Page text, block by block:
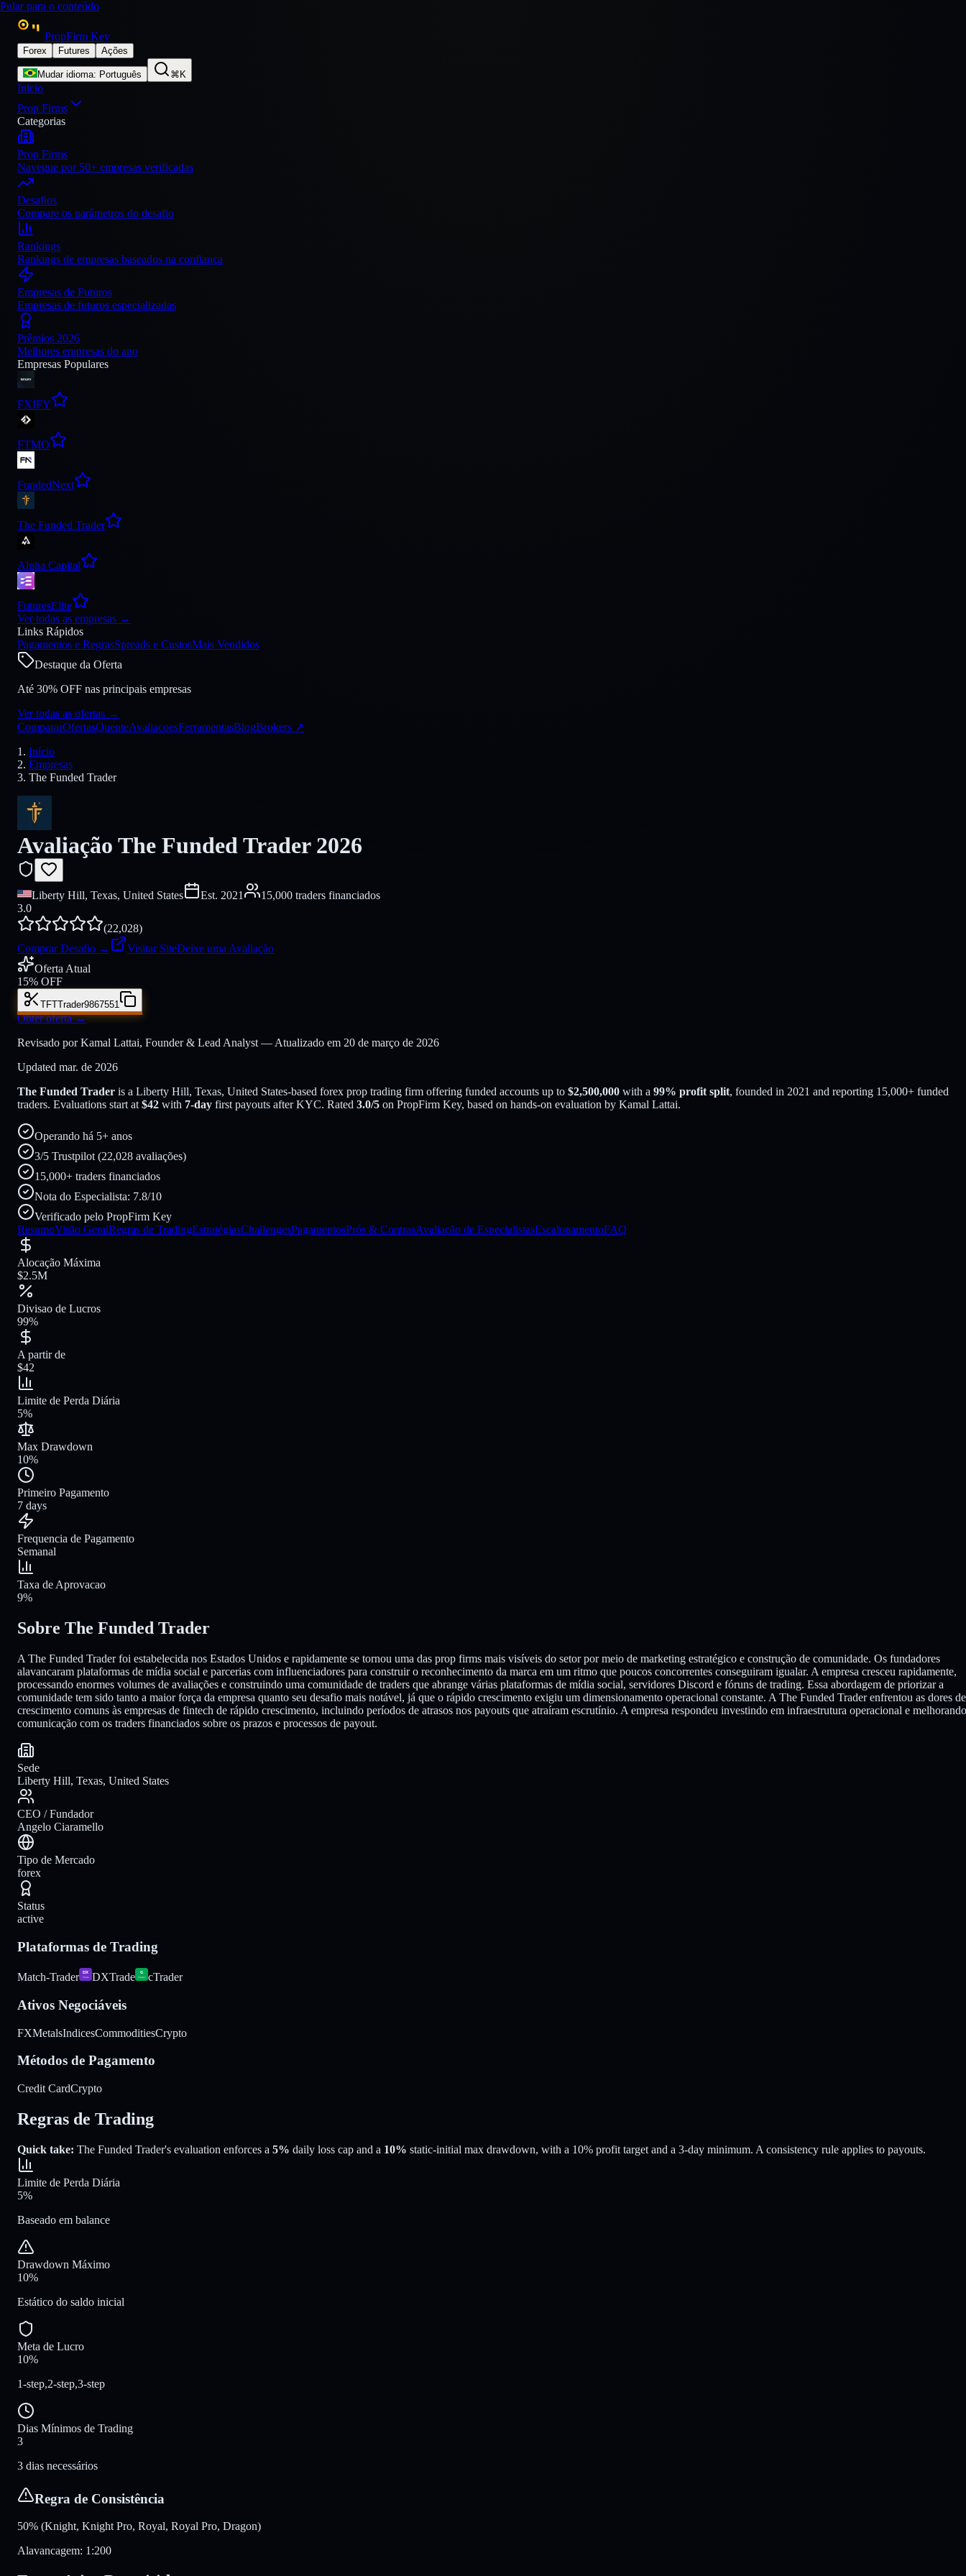
Pular para o conteúdo
PropFirm Key
Forex Futures Ações
Mudar idioma: Português ⌘K
Inicio
Prop Firms
Categorias
Prop Firms
Navegue por 50+ empresas verificadas
Desafios
Compare os parâmetros do desafio
Rankings
Rankings de empresas baseados na confiança
Empresas de Futuros
Empresas de futuros especializadas
Prêmios 2026
Melhores empresas do ano
Empresas Populares
FXIFY
FTMO
FundedNext
The Funded Trader
Alpha Capital
FuturesElite
Ver todas as empresas →
Links Rápidos
Pagamentos e RegrasSpreads e CustosMais Vendidos
Destaque da Oferta
Até 30% OFF nas principais empresas
Ver todas as ofertas →
CompararOfertasQuenteAvaliacoesFerramentasBlogBrokers ↗
Início
Empresas
The Funded Trader
Avaliação The Funded Trader 2026
Liberty Hill, Texas, United States Est. 2021
15,000 traders financiados
3.0
(22,028)
Comprar Desafio → Visitar SiteDeixe uma Avaliação
Oferta Atual
15% OFF
TFTTrader9867551
Obter oferta→
Revisado por Kamal Lattai, Founder & Lead Analyst — Atualizado em 20 de março de 2026
Updated mar. de 2026
The Funded Trader is a Liberty Hill, Texas, United States-based forex prop trading firm offering funded accounts up to $2,500,000 with a 99% profit split, founded in 2021 and reporting 15,000+ funded
traders. Evaluations start at $42 with 7-day first payouts after KYC. Rated 3.0/5 on PropFirm Key, based on hands-on evaluation by Kamal Lattai.
Operando há 5+ anos
3/5 Trustpilot (22,028 avaliações)
15,000+ traders financiados
Nota do Especialista: 7.8/10
Verificado pelo PropFirm Key
ResumoVisão GeralRegras de TradingEstratégiasChallengesPagamentosPrós & ContrasAvaliação de EspecialistasEscalonamentoFAQ
Alocação Máxima
$2.5M
Divisao de Lucros
99%
A partir de
$42
Limite de Perda Diária
5%
Max Drawdown
10%
Primeiro Pagamento
7 days
Frequencia de Pagamento
Semanal
Taxa de Aprovacao
9%
Sobre The Funded Trader
A The Funded Trader foi estabelecida nos Estados Unidos e rapidamente se tornou uma das prop firms mais visíveis do setor por meio de marketing estratégico e construção de comunidade. Os fundadores
alavancaram plataformas de mídia social e parcerias com influenciadores para construir o reconhecimento da marca em um ritmo que poucos concorrentes conseguiram igualar. A empresa cresceu rapidamente,
processando enormes volumes de avaliações e construindo uma comunidade de traders que abrange várias plataformas de mídia social, servidores Discord e fóruns de trading. Essa abordagem de priorizar a
comunidade tem sido tanto a maior força da empresa quanto seu desafio mais notável, já que o rápido crescimento exigiu um dimensionamento operacional constante. A The Funded Trader enfrentou as dores de
crescimento comuns às empresas de fintech de rápido crescimento, incluindo períodos de atrasos nos payouts que atraíram escrutínio. A empresa respondeu investindo em infraestrutura operacional e
comunicação com os traders financiados sobre os prazos e processos de payout.
Sede
Liberty Hill, Texas, United States
CEO / Fundador
Angelo Ciaramello
Tipo de Mercado
forex
Status
active
Plataformas de Trading
Match-Trader DXTrade cTrader
Ativos Negociáveis
FXMetalsIndicesCommoditiesCrypto
Métodos de Pagamento
Credit CardCrypto
Regras de Trading
Quick take: The Funded Trader's evaluation enforces a 5% daily loss cap and a 10% static-initial max drawdown, with a 10% profit target and a 3-day minimum. A consistency rule applies to payouts.
Limite de Perda Diária
5%
Baseado em balance
Drawdown Máximo
10%
Estático do saldo inicial
Meta de Lucro
10%
1-step,2-step,3-step
Dias Mínimos de Trading
3
3 dias necessários
Regra de Consistência
50% (Knight, Knight Pro, Royal, Royal Pro, Dragon)
Alavancagem: 1:200